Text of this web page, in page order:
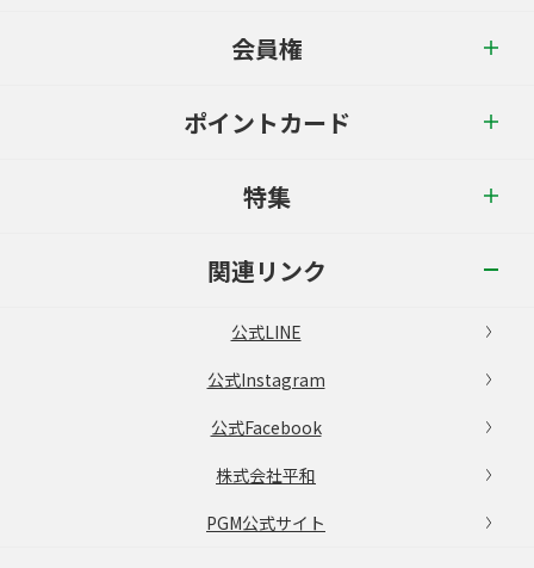
会員権
ポイントカード
特集
関連リンク
公式LINE
公式Instagram
公式Facebook
株式会社平和
PGM公式サイト